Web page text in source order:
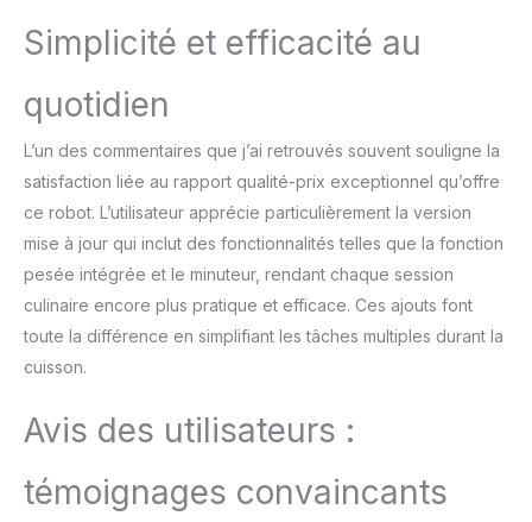
Simplicité et efficacité au
quotidien
L’un des commentaires que j’ai retrouvés souvent souligne la
satisfaction liée au rapport qualité-prix exceptionnel qu’offre
ce robot. L’utilisateur apprécie particulièrement la version
mise à jour qui inclut des fonctionnalités telles que la fonction
pesée intégrée et le minuteur, rendant chaque session
culinaire encore plus pratique et efficace. Ces ajouts font
toute la différence en simplifiant les tâches multiples durant la
cuisson.
Avis des utilisateurs :
témoignages convaincants